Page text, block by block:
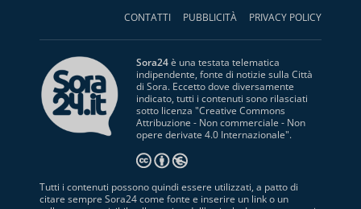
CONTATTI PUBBLICITÀ PRIVACY POLICY
Sora24è una testata telematica
indipendente, fonte di notizie sulla Città
di Sora. Eccetto dove diversamente
indicato, tutti i contenuti sono rilasciati
sotto licenza "Creative Commons
Attribuzione - Non commerciale - Non
opere derivate 4.0 Internazionale".
Tutti i contenuti possono quindi essere utilizzati, a patto di
citare sempre Sora24 come fonte e inserire un link o un